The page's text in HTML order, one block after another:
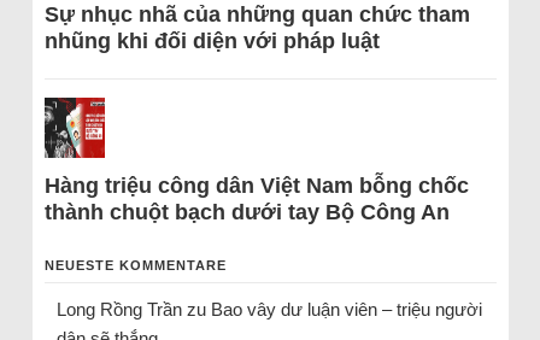
Sự nhục nhã của những quan chức tham
nhũng khi đối diện với pháp luật
Hàng triệu công dân Việt Nam bỗng chốc
thành chuột bạch dưới tay Bộ Công An
NEUESTE KOMMENTARE
Long Rồng Trầnzu Bao vây dư luận viên – triệu người